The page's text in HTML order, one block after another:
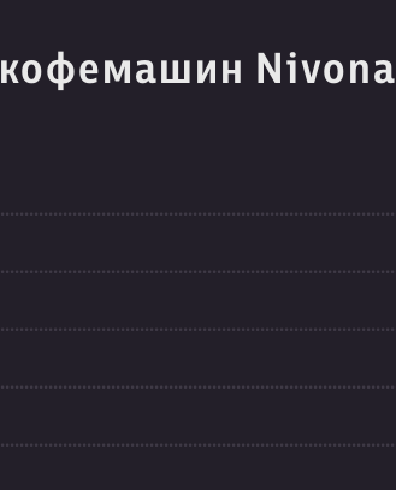
Nivona